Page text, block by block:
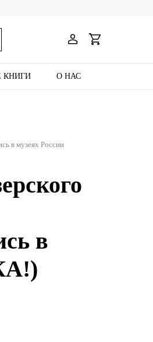
КНИГИ О НАС
в музеях России
в